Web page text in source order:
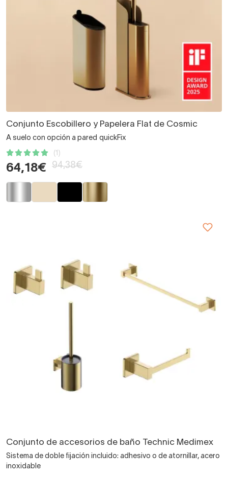
Conjunto Escobillero y Papelera Flat de Cosmic
A suelo con opción a pared quickFix
(1)
64,18€ 94,38€
Conjunto de accesorios de baño Technic Medimex
Sistema de doble fijación incluido: adhesivo o de atornillar, acero
inoxidable